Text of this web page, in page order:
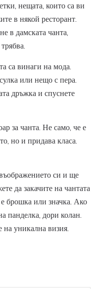
нещата, които са ви
в някой ресторант.
в дамската чанта,
са винаги на мода.
или нещо с пера.
дръжка и спуснете
за чанта. Не само, че е
но и придава класа.
си и ще
да закачите на чантата
брошка или значка. Ако
панделка, дори колан.
на уникална визия.